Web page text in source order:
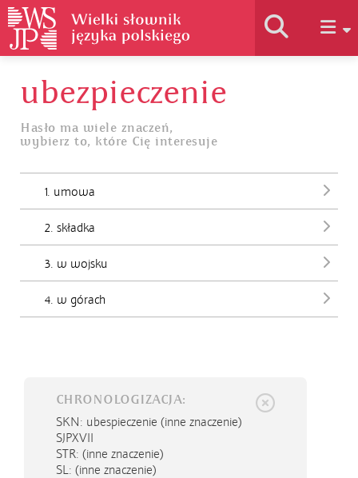
Historia słownika
Jak korzystać
ubezpieczenie
Hasło ma wiele znaczeń,
wybierz to, które Cię interesuje
1. umowa
2. składka
3. w wojsku
4. w górach
CHRONOLOGIZACJA:
SKN: ubespieczenie (inne znaczenie)
SJPXVII
STR: (inne znaczenie)
SL: (inne znaczenie)